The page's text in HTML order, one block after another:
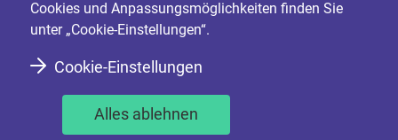
Cookies und Anpassungsmöglichkeiten finden Sie
unter „Cookie-Einstellungen“.
Cookie-Einstellungen
Alles ablehnen